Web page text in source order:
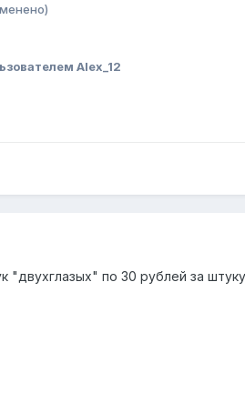
Alex_12
"двухглазых" по 30 рублей за